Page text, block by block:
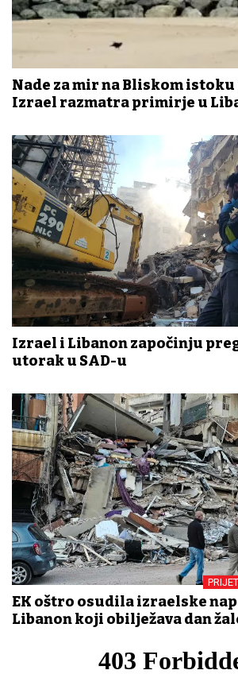
Nade za mir na Bliskom
Izrael razmatra primirje u
Izrael i Libanon započinju
utorak u SAD-u
EK oštro osudila izraelske
Libanon koji obilježava dan